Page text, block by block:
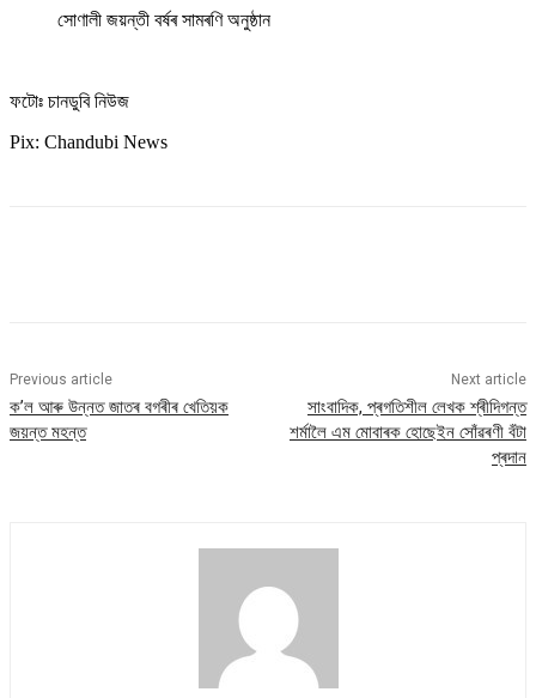
সোণালী জয়ন্তী বৰ্ষৰ সামৰণি অনুষ্ঠান
ফটোঃ চানডুবি নিউজ
Pix: Chandubi News
Previous article
ক’ল আৰু উন্নত জাতৰ বগৰীৰ খেতিয়ক
জয়ন্ত মহন্ত
Next article
সাংবাদিক, প্ৰগতিশীল লেখক শ্ৰীদিগন্ত
শৰ্মালৈ এম মোবাৰক হোছেইন সোঁৱৰণী বঁটা
প্ৰদান